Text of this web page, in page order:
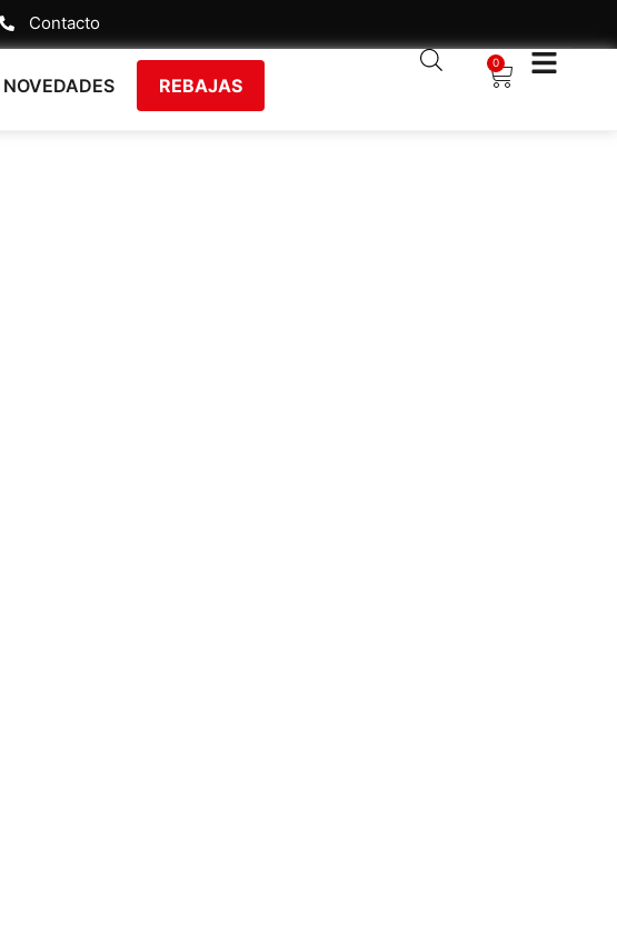
Contacto
NOVEDADES REBAJAS
0